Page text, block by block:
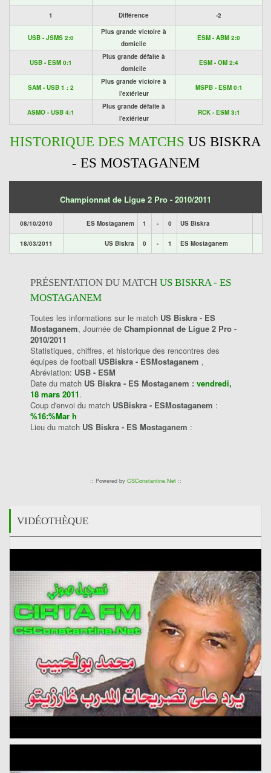
1 Différence -2
USB - JSMS 2:0
Plus grande victoire à
domicile
ESM - ABM 2:0
USB - ESM 0:1
Plus grande défaite à
domicile
ESM - OM 2:4
SAM - USB 1 : 2
Plus grande victoire à
l'extérieur
MSPB - ESM 0:1
ASMO - USB 4:1
Plus grande défaite à
l'extérieur
RCK - ESM 3:1
HISTORIQUE DES MATCHS US BISKRA
- ES MOSTAGANEM
Championnat de Ligue 2 Pro - 2010/2011
08/10/2010 ES Mostaganem 1 - 0 US Biskra
18/03/2011 US Biskra 0 - 1 ES Mostaganem
PRÉSENTATION DU MATCH US BISKRA - ES
MOSTAGANEM
Toutes les informations sur le match US Biskra - ES
Mostaganem, Journée de Championnat de Ligue 2 Pro -
2010/2011
Statistiques, chiffres, et historique des rencontres des
équipes de football USBiskra - ESMostaganem ,
Abréviation: USB - ESM
Date du match US Biskra - ES Mostaganem : vendredi,
18 mars 2011.
Coup d'envoi du match USBiskra - ESMostaganem :
%16:%Mar h
Lieu du match US Biskra - ES Mostaganem :
:: Powered by CSConstantine.Net::
VIDÉOTHÈQUE